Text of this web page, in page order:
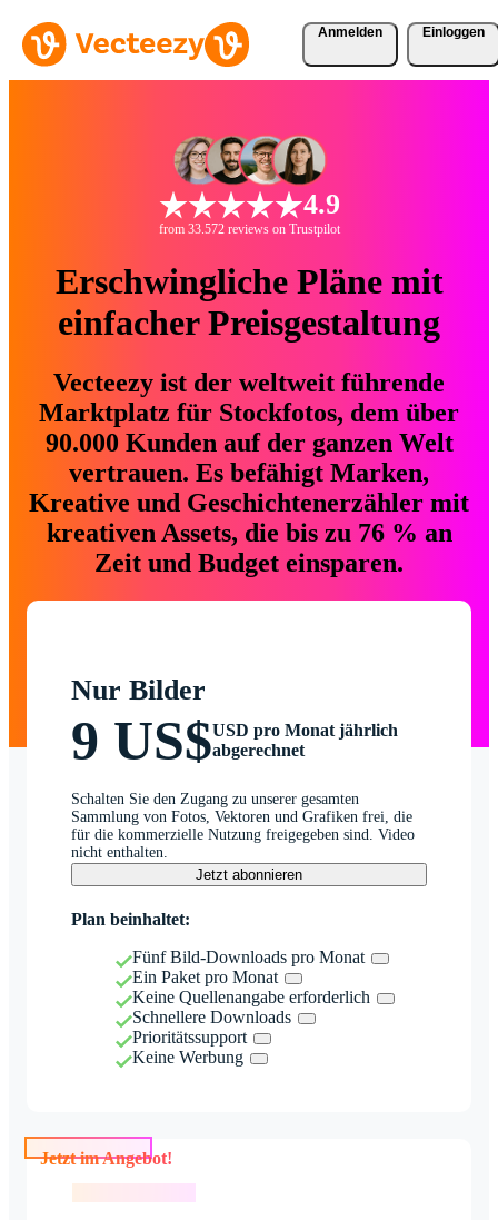
Anmelden Einloggen
4.9
from 33.572 reviews on Trustpilot
Erschwingliche Pläne mit
einfacher Preisgestaltung
Vecteezy ist der weltweit führende
Marktplatz für Stockfotos, dem über
90.000 Kunden auf der ganzen Welt
vertrauen. Es befähigt Marken,
Kreative und Geschichtenerzähler mit
kreativen Assets, die bis zu 76 % an
Zeit und Budget einsparen.
Nur Bilder
9 US$USD pro Monat jährlich
abgerechnet
Schalten Sie den Zugang zu unserer gesamten
Sammlung von Fotos, Vektoren und Grafiken frei, die
für die kommerzielle Nutzung freigegeben sind. Video
nicht enthalten.
Jetzt abonnieren
Plan beinhaltet:
Fünf Bild-Downloads pro Monat
Ein Paket pro Monat
Keine Quellenangabe erforderlich
Schnellere Downloads
Prioritätssupport
Keine Werbung
Jetzt im Angebot!